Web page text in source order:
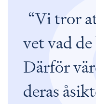
Vi tror
vet vad
Därför
deras